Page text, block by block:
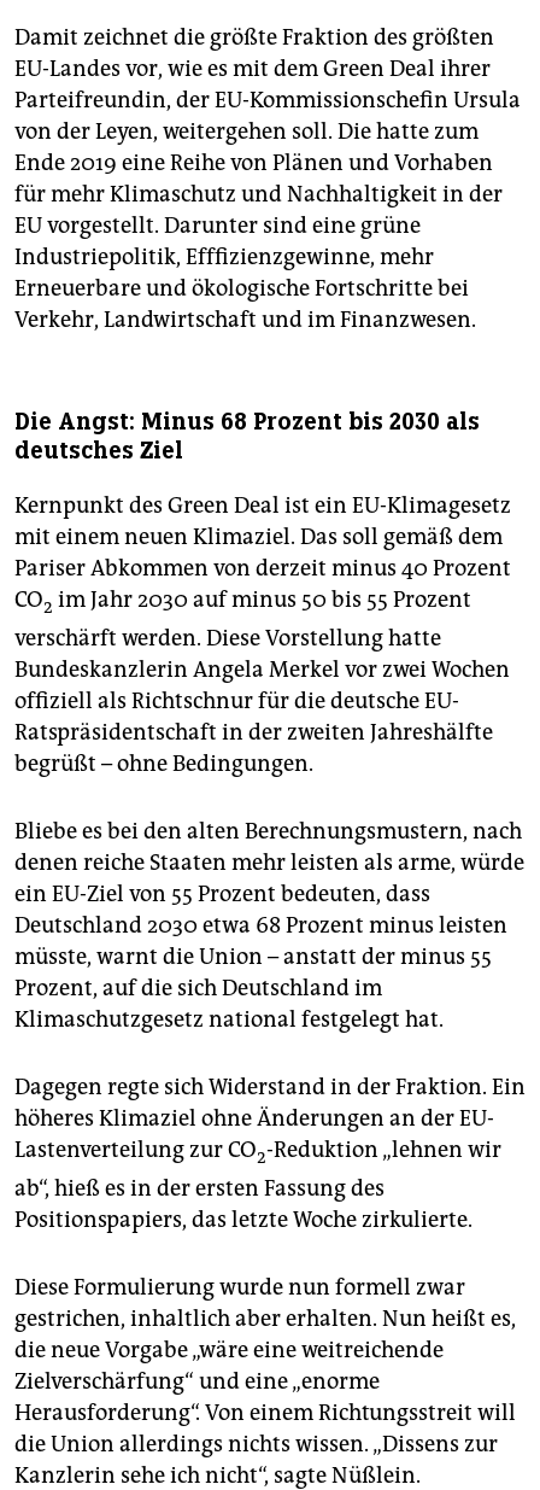
Damit zeichnet die größte Fraktion des größten
EU-Landes vor, wie es mit dem Green Deal ihrer
Parteifreundin, der EU-Kommissionschefin Ursula
von der Leyen, weitergehen soll. Die hatte zum
Ende 2019 eine Reihe von Plänen und Vorhaben
für mehr Klimaschutz und Nachhaltigkeit in der
EU vorgestellt. Darunter sind eine grüne
Industriepolitik, Efffizienzgewinne, mehr
Erneuerbare und ökologische Fortschritte bei
Verkehr, Landwirtschaft und im Finanzwesen.
Die Angst: Minus 68 Prozent bis 2030 als
deutsches Ziel
Kernpunkt des Green Deal ist ein EU-Klimagesetz
mit einem neuen Klimaziel. Das soll gemäß dem
Pariser Abkommen von derzeit minus 40 Prozent
CO2 im Jahr 2030 auf minus 50 bis 55 Prozent
verschärft werden. Diese Vorstellung hatte
Bundeskanzlerin Angela Merkel vor zwei Wochen
offiziell als Richtschnur für die deutsche EU-
Ratspräsidentschaft in der zweiten Jahreshälfte
begrüßt – ohne Bedingungen.
Bliebe es bei den alten Berechnungsmustern, nach
denen reiche Staaten mehr leisten als arme, würde
ein EU-Ziel von 55 Prozent bedeuten, dass
Deutschland 2030 etwa 68 Prozent minus leisten
müsste, warnt die Union – anstatt der minus 55
Prozent, auf die sich Deutschland im
Klimaschutzgesetz national festgelegt hat.
Dagegen regte sich Widerstand in der Fraktion. Ein
höheres Klimaziel ohne Änderungen an der EU-
Lastenverteilung zur CO2-Reduktion „lehnen wir
ab“, hieß es in der ersten Fassung des
Positionspapiers, das letzte Woche zirkulierte.
Diese Formulierung wurde nun formell zwar
gestrichen, inhaltlich aber erhalten. Nun heißt es,
die neue Vorgabe „wäre eine weitreichende
Zielverschärfung“ und eine „enorme
Herausforderung“. Von einem Richtungsstreit will
die Union allerdings nichts wissen. „Dissens zur
Kanzlerin sehe ich nicht“, sagte Nüßlein.